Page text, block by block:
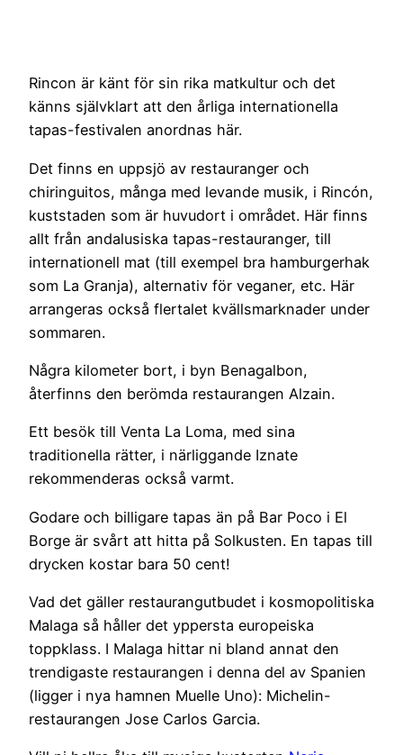
Rincon är känt för sin rika matkultur och det
känns självklart att den årliga internationella
tapas-festivalen anordnas här.
Det finns en uppsjö av restauranger och
chiringuitos, många med levande musik, i Rincón,
kuststaden som är huvudort i området. Här finns
allt från andalusiska tapas-restauranger, till
internationell mat (till exempel bra hamburgerhak
som La Granja), alternativ för veganer, etc. Här
arrangeras också flertalet kvällsmarknader under
sommaren.
Några kilometer bort, i byn Benagalbon,
återfinns den berömda restaurangen Alzain.
Ett besök till Venta La Loma, med sina
traditionella rätter, i närliggande Iznate
rekommenderas också varmt.
Godare och billigare tapas än på Bar Poco i El
Borge är svårt att hitta på Solkusten. En tapas till
drycken kostar bara 50 cent!
Vad det gäller restaurangutbudet i kosmopolitiska
Malaga så håller det yppersta europeiska
toppklass. I Malaga hittar ni bland annat den
trendigaste restaurangen i denna del av Spanien
(ligger i nya hamnen Muelle Uno): Michelin-
restaurangen Jose Carlos Garcia.